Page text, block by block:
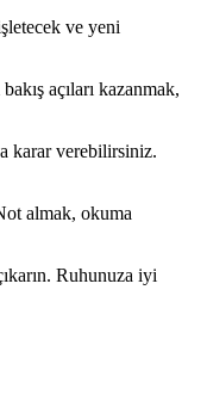
ve yeni
açıları kazanmak,
karar verebilirsiniz.
almak, okuma
Ruhunuza iyi